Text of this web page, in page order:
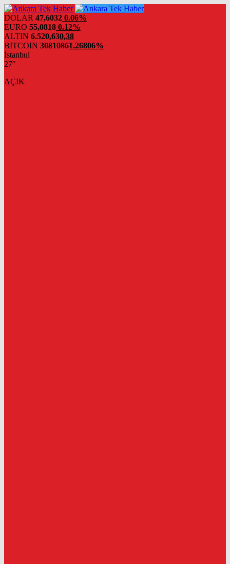
DOLAR 47,6032 0.06%
EURO 55,0818 0.12%
ALTIN 6.520,630,38
BITCOIN 30810861.26806%
İstanbul
27°
AÇIK